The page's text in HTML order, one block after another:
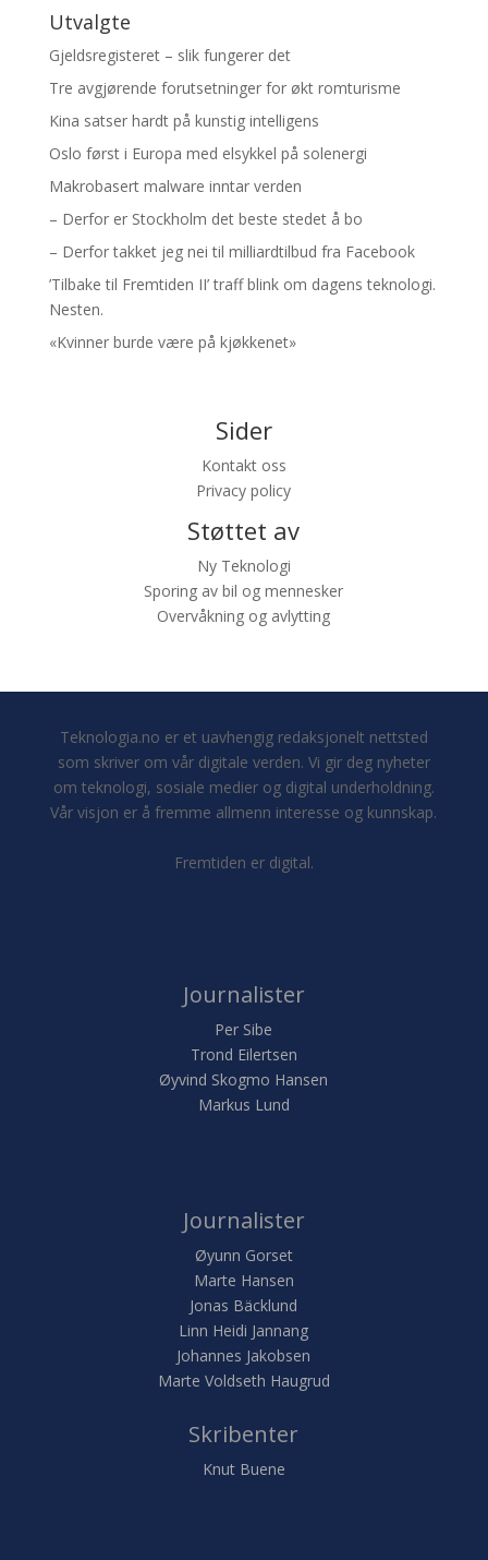
Utvalgte
Gjeldsregisteret – slik fungerer det
Tre avgjørende forutsetninger for økt romturisme
Kina satser hardt på kunstig intelligens
Oslo først i Europa med elsykkel på solenergi
Makrobasert malware inntar verden
– Derfor er Stockholm det beste stedet å bo
– Derfor takket jeg nei til milliardtilbud fra Facebook
’Tilbake til Fremtiden II’ traff blink om dagens teknologi.
Nesten.
«Kvinner burde være på kjøkkenet»
Sider
Kontakt oss
Privacy policy
Støttet av
Ny Teknologi
Sporing av bil og mennesker
Overvåkning og avlytting
Teknologia.no er et uavhengig redaksjonelt nettsted
som skriver om vår digitale verden. Vi gir deg nyheter
om teknologi, sosiale medier og digital underholdning.
Vår visjon er å fremme allmenn interesse og kunnskap.
Fremtiden er digital.
Journalister
Per Sibe
Trond Eilertsen
Øyvind Skogmo Hansen
Markus Lund
Journalister
Øyunn Gorset
Marte Hansen
Jonas Bäcklund
Linn Heidi Jannang
Johannes Jakobsen
Marte Voldseth Haugrud
Skribenter
Knut Buene